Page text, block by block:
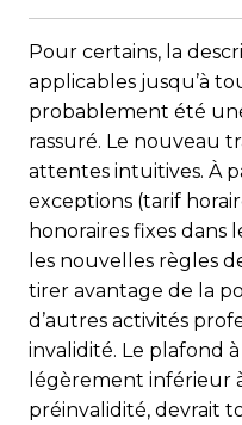
Pour certains, la
applicables jus­qu’à
probablement été
rassuré. Le nouveau
attentes intuitives. À
exceptions (tarif
honoraires fixes dans
les nouvelles règles
tirer avantage de la
d’autres activités
invalidité. Le plafond
légèrement inférieur
préinvalidité, devrait